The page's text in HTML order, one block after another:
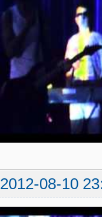
2012-08-10